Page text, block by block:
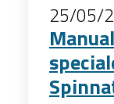
25/05/